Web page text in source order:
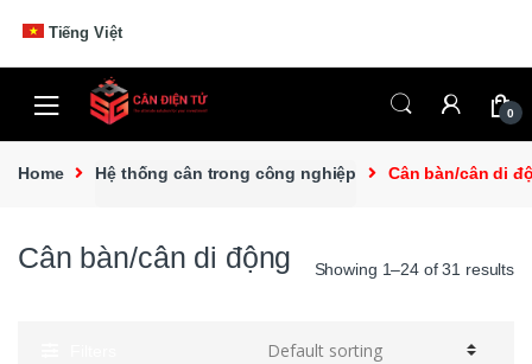
Tiếng Việt
0
Home Hệ thống cân trong công nghiệp Cân bàn/cân di
Cân bàn/cân di động Showing 1–24 of 31 results